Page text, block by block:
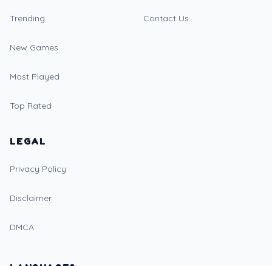
Trending
New Games
Most Played
Top Rated
Contact Us
LEGAL
Privacy Policy
Disclaimer
DMCA